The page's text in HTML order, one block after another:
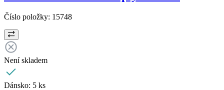
Číslo položky: 15748
Není skladem
Dánsko: 5 ks